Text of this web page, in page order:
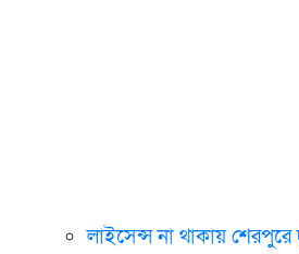
লাইসেন্স না থাকায়